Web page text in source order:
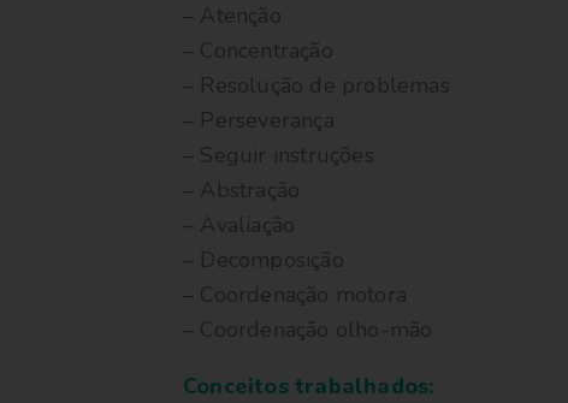
– Atenção
– Concentração
– Resolução de problemas
– Perseverança
– Seguir instruções
– Abstração
– Avaliação
– Decomposição
– Coordenação motora
– Coordenação olho-mão
Conceitos trabalhados: